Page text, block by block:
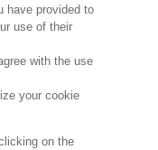
イノベーション
投資家情報
have provided to
use of their
with the use
your cookie
on the